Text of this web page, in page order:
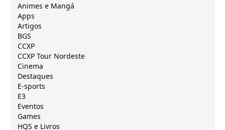
Animes e Mangá
Apps
Artigos
BGS
CCXP
CCXP Tour Nordeste
Cinema
Destaques
E-sports
E3
Eventos
Games
HQS e Livros